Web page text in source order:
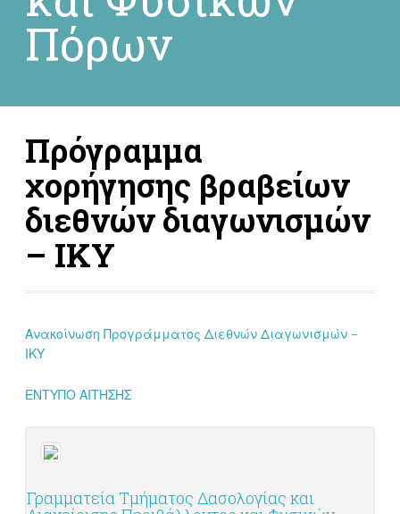
Πρόγραμμα
χορήγησης βραβείων
διεθνών διαγωνισμών
– ΙΚΥ
Ανακοίνωση Προγράμματος Διεθνών Διαγωνισμών –
ΙΚΥ
ΕΝΤΥΠΟ ΑΙΤΗΣΗΣ
Γραμματεία Τμήματος Δασολογίας και